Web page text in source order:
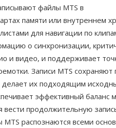
файлы MTS в
памяти или внутреннем
для навигации по
о синхронизации,
и видео, и поддерживает
Записи MTS сохраняют
делает их подходящим
эффективный баланс
вести продолжительную
распознаются всеми